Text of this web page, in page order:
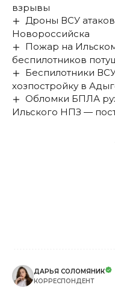
взрывы
Дроны ВСУ
Новороссийска
Пожар на
беспилотников
Беспилотники
хозпостройку в
Обломки БПЛА
Ильского НПЗ —
ДАРЬЯ СОЛОМЯНИК
КОРРЕСПОНДЕНТ